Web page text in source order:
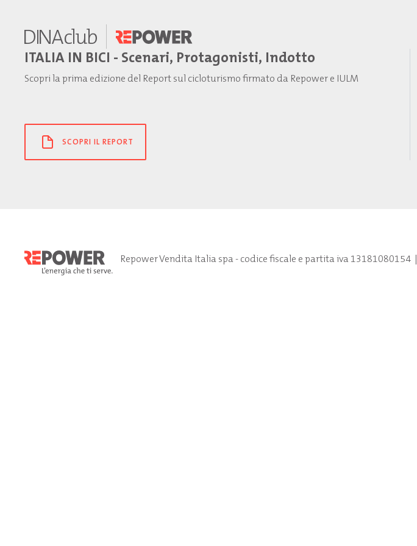
ITALIA IN BICI - Scenari, Protagonisti, Indotto
Scopri la prima edizione del Report sul cicloturismo firmato da Repower e IULM
SCOPRI IL REPORT
Repower Vendita Italia spa - codice fiscale e partita iva 13181080154|